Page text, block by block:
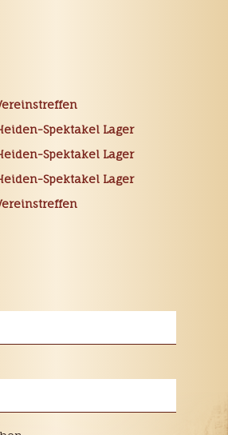
Spektakel Lager
Spektakel Lager
Spektakel Lager